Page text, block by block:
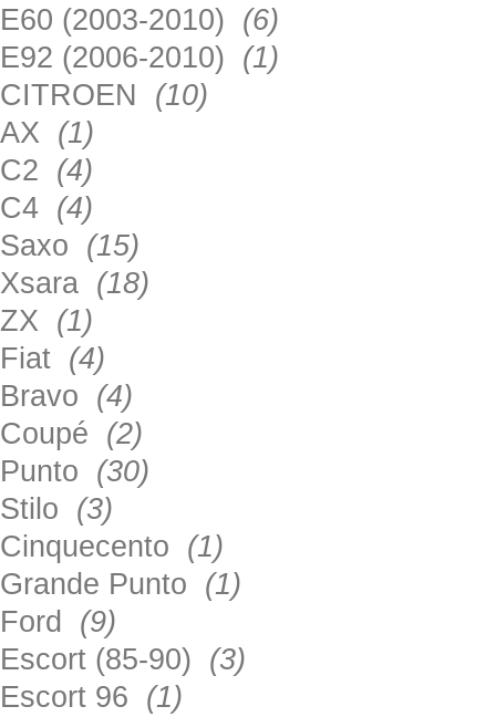
E60 (2003-2010) (6)
E92 (2006-2010) (1)
CITROEN (10)
AX (1)
C2 (4)
C4 (4)
Saxo (15)
Xsara (18)
ZX (1)
Fiat (4)
Bravo (4)
Coupé (2)
Punto (30)
Stilo (3)
Cinquecento (1)
Grande Punto (1)
Ford (9)
Escort (85-90) (3)
Escort 96 (1)